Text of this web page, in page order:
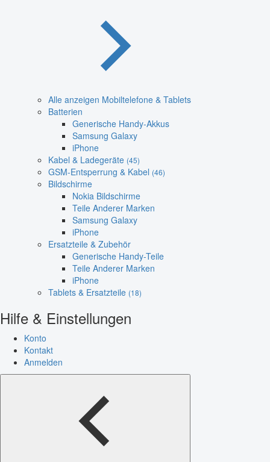
Alle anzeigen Mobiltelefone & Tablets
Batterien
Generische Handy-Akkus
Samsung Galaxy
iPhone
Kabel & Ladegeräte (45)
GSM-Entsperrung & Kabel (46)
Bildschirme
Nokia Bildschirme
Teile Anderer Marken
Samsung Galaxy
iPhone
Ersatzteile & Zubehör
Generische Handy-Teile
Teile Anderer Marken
iPhone
Tablets & Ersatzteile (18)
Hilfe & Einstellungen
Konto
Kontakt
Anmelden